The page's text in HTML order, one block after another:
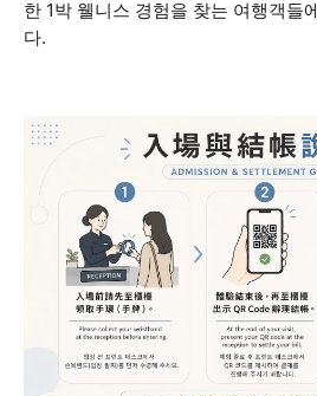
한 1박 웰니스 경험을 찾는 여행객들
다.